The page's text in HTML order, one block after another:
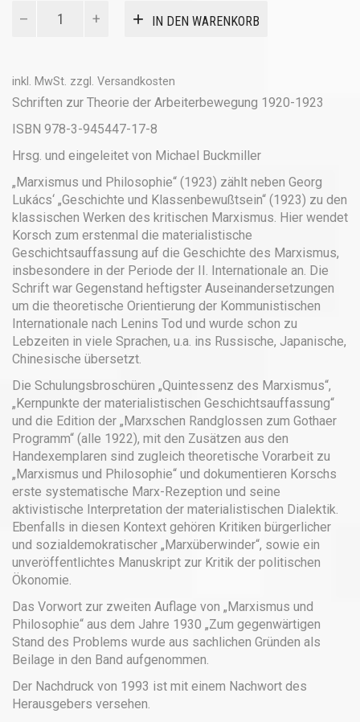
IN DEN WARENKORB
inkl. MwSt. zzgl. Versandkosten
Schriften zur Theorie der Arbeiterbewegung 1920-1923
ISBN 978-3-945447-17-8
Hrsg. und eingeleitet von Michael Buckmiller
„Marxismus und Philosophie“ (1923) zählt neben Georg
Lukács‘ „Geschichte und Klassenbewußtsein“ (1923) zu den
klassischen Werken des kritischen Marxismus. Hier wendet
Korsch zum erstenmal die materialistische
Geschichtsauffassung auf die Geschichte des Marxismus,
insbesondere in der Periode der II. Internationale an. Die
Schrift war Gegenstand heftigster Auseinandersetzungen
um die theoretische Orientierung der Kommunistischen
Internationale nach Lenins Tod und wurde schon zu
Lebzeiten in viele Sprachen, u.a. ins Russische, Japanische,
Chinesische übersetzt.
Die Schulungsbroschüren „Quintessenz des Marxismus“,
„Kernpunkte der materialistischen Geschichtsauffassung“
und die Edition der „Marxschen Randglossen zum Gothaer
Programm“ (alle 1922), mit den Zusätzen aus den
Handexemplaren sind zugleich theoretische Vorarbeit zu
„Marxismus und Philosophie“ und dokumentieren Korschs
erste systematische Marx-Rezeption und seine
aktivistische Interpretation der materialistischen Dialektik.
Ebenfalls in diesen Kontext gehören Kritiken bürgerlicher
und sozialdemokratischer „Marxüberwinder“, sowie ein
unveröffentlichtes Manuskript zur Kritik der politischen
Ökonomie.
Das Vorwort zur zweiten Auflage von „Marxismus und
Philosophie“ aus dem Jahre 1930 „Zum gegenwärtigen
Stand des Problems wurde aus sachlichen Gründen als
Beilage in den Band aufgenommen.
Der Nachdruck von 1993 ist mit einem Nachwort des
Herausgebers versehen.